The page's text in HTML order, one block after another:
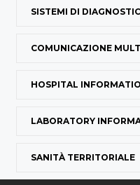
SISTEMI DI
COMUNICAZIONE
HOSPITAL
LABORATORY
SANITÀ TERRITORIALE